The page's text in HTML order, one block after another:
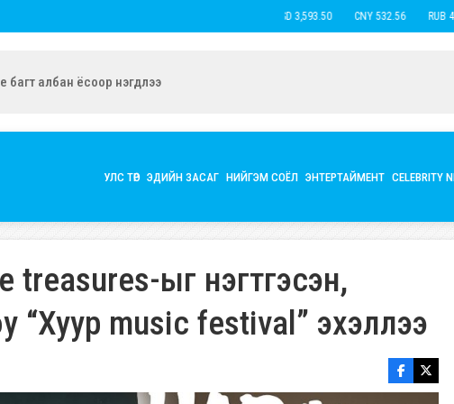
USD 3,593.50 CNY 532.56 RUB 44.52
экс нөхөр Б.Наранцацралт найзтай нь ханилан, бүл нэмжээ
УЛС ТӨР ЭДИЙН ЗАСАГ НИЙГЭМ СОЁЛ ЭНТЕРТАЙМЕНТ CELEBRITY
treasures-ыг нэгтгэсэн,
“Хуур music festival” эхэллээ